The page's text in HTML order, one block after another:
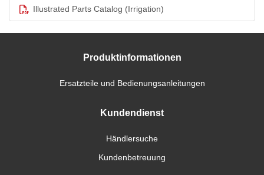
Illustrated Parts Catalog (Irrigation)
Produktinformationen
Ersatzteile und Bedienungsanleitungen
Kundendienst
Händlersuche
Kundenbetreuung